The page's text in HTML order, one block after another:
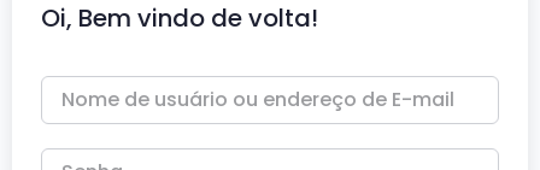
Oi, Bem vindo de volta!